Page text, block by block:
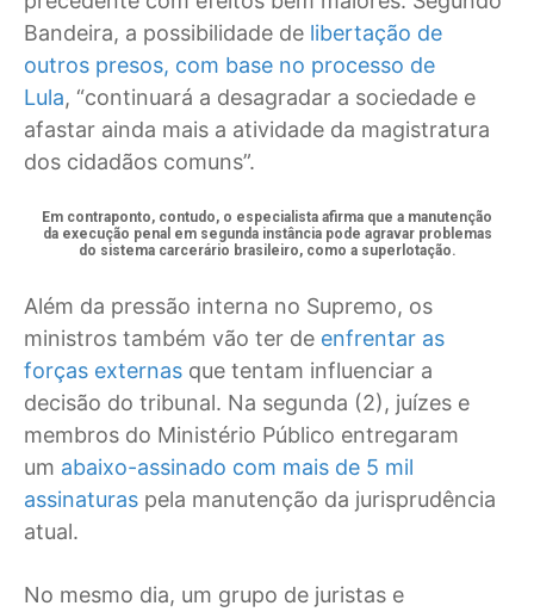
Bandeira, a possibilidade de libertação de
outros presos, com base no processo de
Lula, “continuará a desagradar a sociedade e
afastar ainda mais a atividade da magistratura
dos cidadãos comuns”.
Em contraponto, contudo, o especialista afirma que a manutenção
da execução penal em segunda instância pode agravar problemas
do sistema carcerário brasileiro, como a superlotação.
Além da pressão interna no Supremo, os
ministros também vão ter de enfrentar as
forças externas que tentam influenciar a
decisão do tribunal. Na segunda (2), juízes e
membros do Ministério Público entregaram
um abaixo-assinado com mais de 5 mil
assinaturas pela manutenção da jurisprudência
atual.
No mesmo dia, um grupo de juristas e